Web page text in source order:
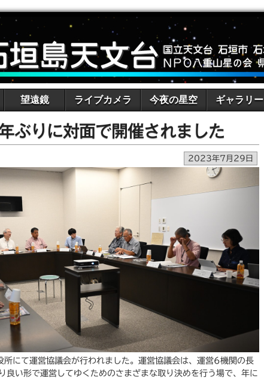
望遠鏡 ライブカメラ 今夜の星空 ギャラリー
ぶりに対面で開催されました
2023年7月29日
て運営協議会が行われました。運営協議会は、運営6機関の長
良い形で運営してゆくためのさまざまな取り決めを行う場で、年に